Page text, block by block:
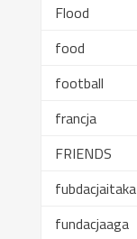
Flood
food
football
francja
FRIENDS
fubdacjaitaka
fundacjaaga